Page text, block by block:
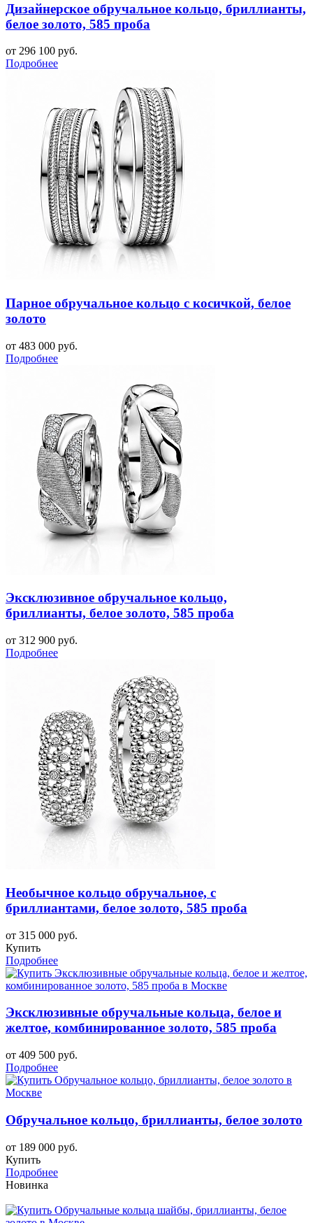
Дизайнерское обручальное кольцо, бриллианты,
белое золото, 585 проба
от 296 100 руб.
Подробнее
Парное обручальное кольцо с косичкой, белое
золото
от 483 000 руб.
Подробнее
Эксклюзивное обручальное кольцо,
бриллианты, белое золото, 585 проба
от 312 900 руб.
Подробнее
Необычное кольцо обручальное, с
бриллиантами, белое золото, 585 проба
от 315 000 руб.
Купить
Подробнее
Эксклюзивные обручальные кольца, белое и
желтое, комбинированное золото, 585 проба
от 409 500 руб.
Подробнее
Обручальное кольцо, бриллианты, белое золото
от 189 000 руб.
Купить
Подробнее
Новинка